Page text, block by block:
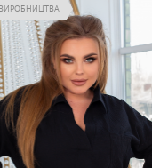
Немає в наявності